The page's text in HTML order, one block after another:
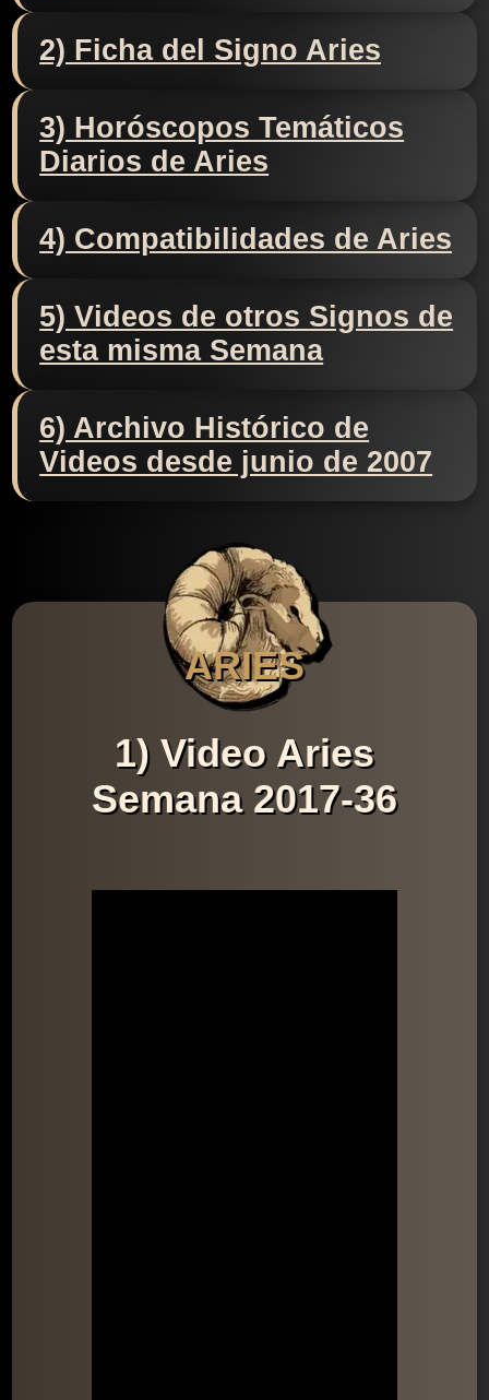
2) Ficha del Signo Aries
3) Horóscopos Temáticos
Diarios de Aries
4) Compatibilidades de Aries
5) Videos de otros Signos de
esta misma Semana
6) Archivo Histórico de
Videos desde junio de 2007
ARIES
1) Video Aries
Semana 2017-36